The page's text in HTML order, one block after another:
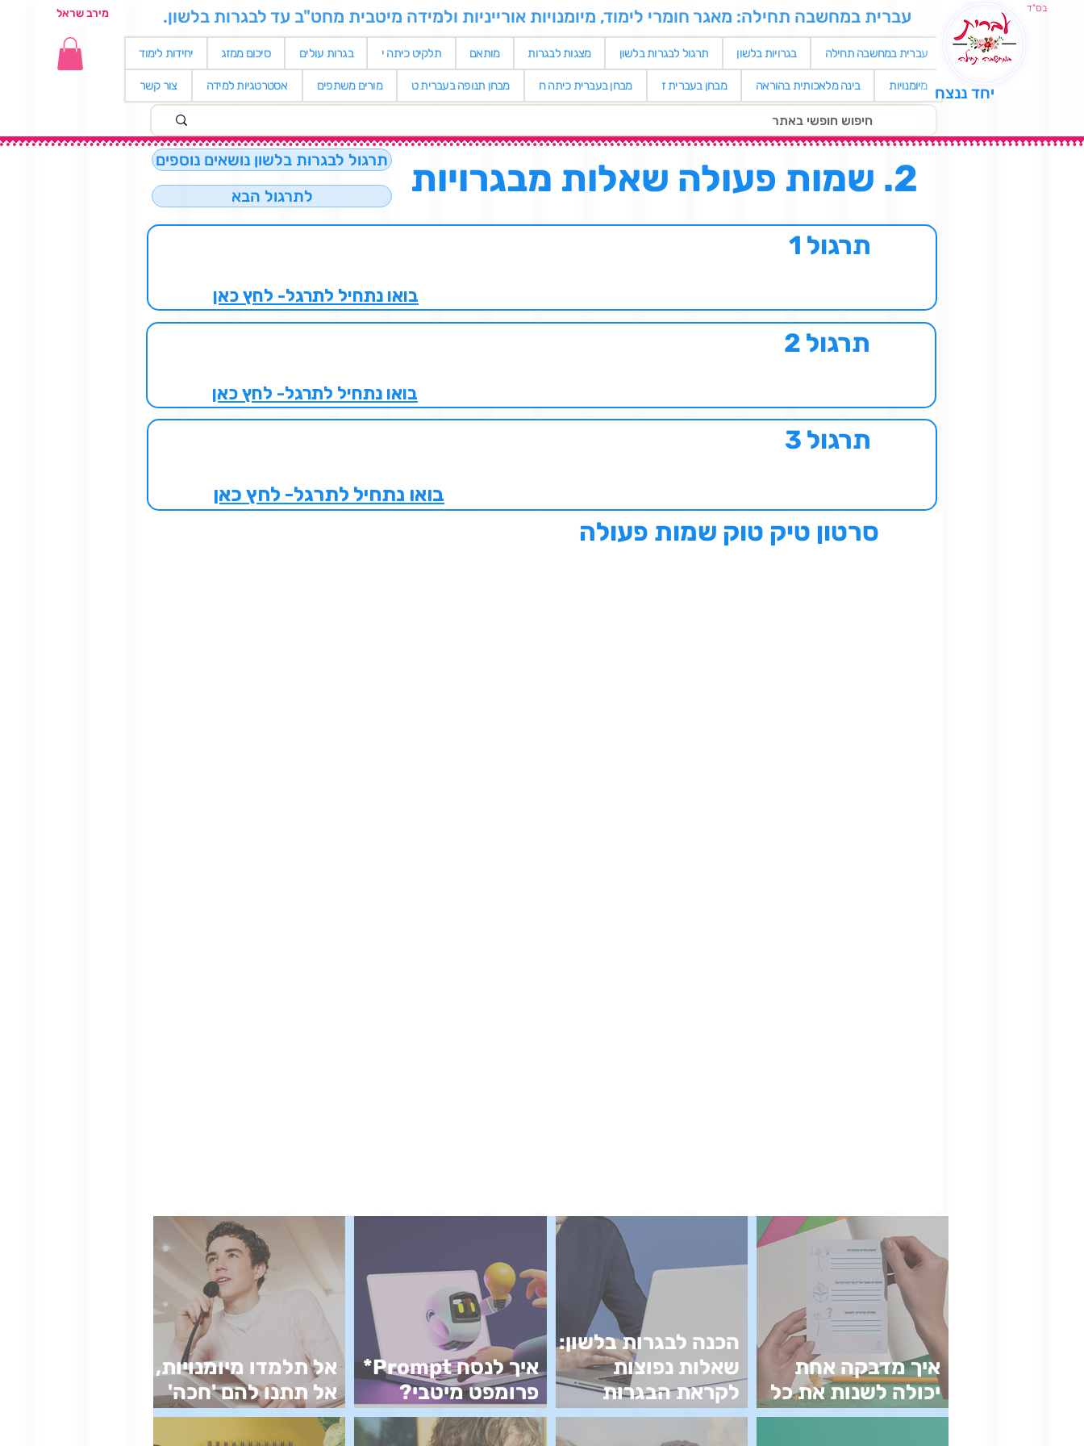
מירב שראל עברית במחשבה תחילה: מאגר חומרי לימוד, מיומנויות אורייניות ולמידה מיטבית מחט"ב עד לבגרות בלשון.
עברית במחשבה תחילה בגרויות בלשון תרגול לבגרות בלשון מצגות לבגרות מותאם תלקיט כיתה י בגרות עולים סיכום ממזג יחידות לימוד
מיומנויות בינה מלאכותית בהוראה מבחן בעברית ז מבחן בעברית כיתה ח מבחן תנופה בעברית ט מורים משתפים אסטרטגיות למידה צור קשר
בס"ד
יחד ננצח
תרגול לבגרות בלשון נושאים נוספים
לתרגול הבא
2. שמות פעולה שאלות מבגרויות
תרגול 1
בואו נתחיל לתרגל- לחץ כאן
תרגול 2
בואו נתחיל לתרגל- לחץ כאן
תרגול 3
בואו נתחיל לתרגל- לחץ כאן
סרטון טיק טוק שמות פעולה
איך מדבקה אחת
יכולה לשנות את כל
הלמידה
הכנה לבגרות בלשון:
שאלות נפוצות
לקראת הבגרות
בלשון
איך לנסח Prompt*
פרומפט מיטבי?
מדריך למורים
אל תלמדו מיומנויות,
אל תתנו להם 'חכה'
וגם לא 'ארגז כלים'